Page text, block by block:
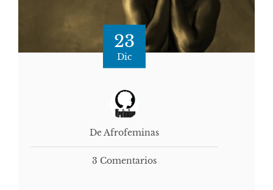
23
Dic
De Afrofeminas
3 Comentarios